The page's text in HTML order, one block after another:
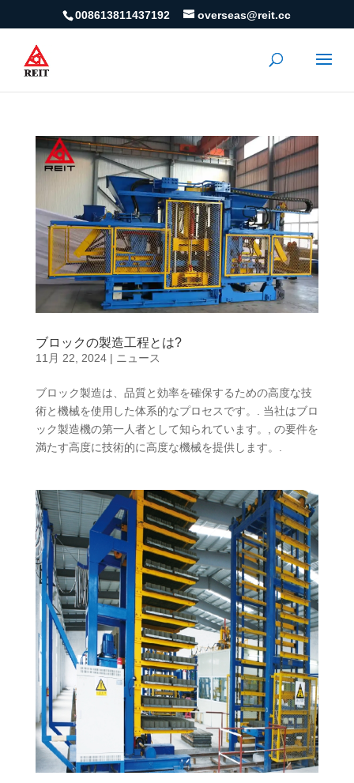
008613811437192 overseas@reit.cc
ブロックの製造工程とは?
11月 22, 2024| ニュース
ブロック製造は、品質と効率を確保するための高度な技
術と機械を使用した体系的なプロセスです。. 当社はブロ
ック製造機の第一人者として知られています。, の要件を
満たす高度に技術的に高度な機械を提供します。.